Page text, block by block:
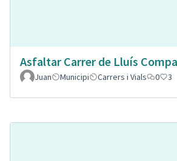
Asfaltar Carrer de Lluís
Juan
Municipi Carrers i Vials 0 3